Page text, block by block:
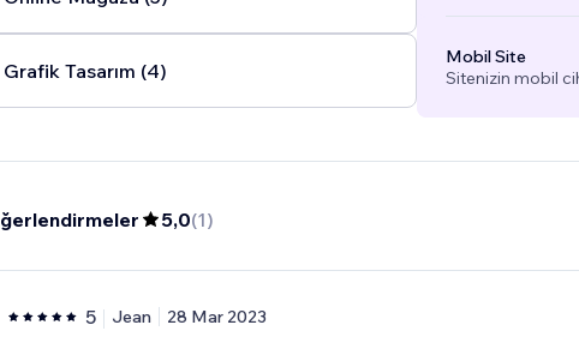
Grafik Tasarım (4)
Mobil Site
Sitenizin mobil
5,0(1)
5 Jean 28 Mar 2023